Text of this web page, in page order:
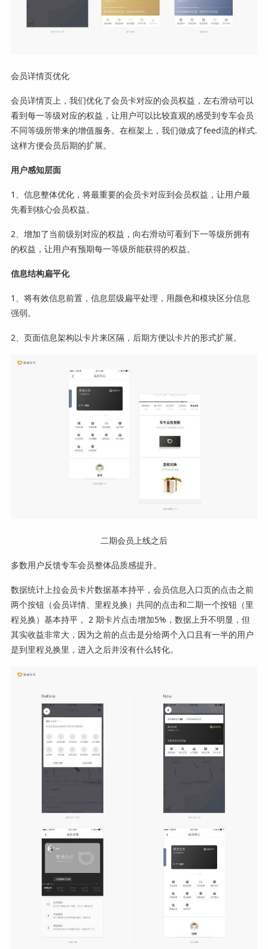
会员详情页优化
会员详情页上，我们优化了会员卡对应的会员权益，左右滑动可以
看到每一等级对应的权益，让用户可以比较直观的感受到专车会员
不同等级所带来的增值服务。在框架上，我们做成了feed流的样式.
这样方便会员后期的扩展。
用户感知层面
1、信息整体优化，将最重要的会员卡对应到会员权益，让用户最
先看到核心会员权益。
2、增加了当前级别对应的权益，向右滑动可看到下一等级所拥有
的权益，让用户有预期每一等级所能获得的权益。
信息结构扁平化
1、将有效信息前置，信息层级扁平处理，用颜色和模块区分信息
强弱。
2、页面信息架构以卡片来区隔，后期方便以卡片的形式扩展。
二期会员上线之后
多数用户反馈专车会员整体品质感提升。
数据统计上拉会员卡片数据基本持平，会员信息入口页的点击之前
两个按钮（会员详情、里程兑换）共同的点击和二期一个按钮（里
程兑换）基本持平， 2 期卡片点击增加5%，数据上升不明显，但
其实收益非常大，因为之前的点击是分给两个入口且有一半的用户
是到里程兑换里，进入之后并没有什么转化。